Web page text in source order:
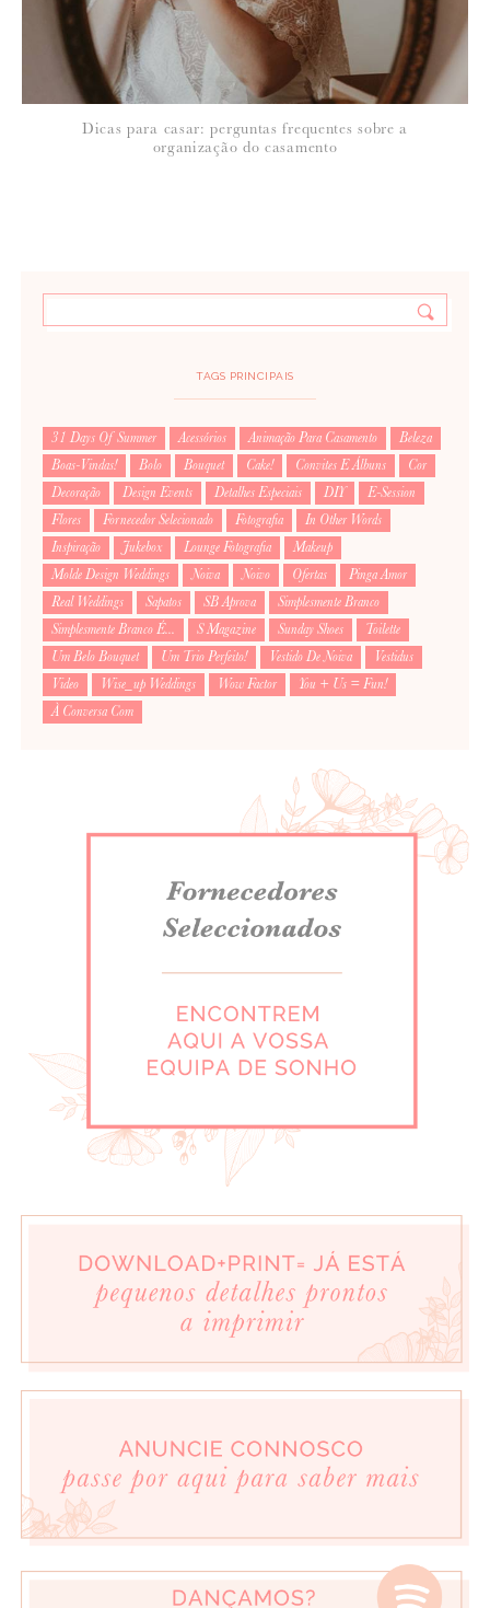
Dicas para casar: perguntas frequentes sobre a
organização do casamento
TAGS PRINCIPAIS
31 Days Of Summer Acessórios Animação Para Casamento
Beleza
Boas-Vindas!
Bolo Bouquet Cake! Convites E Álbuns
Cor
Decoração
Design Events Detalhes Especiais DIY
E-Session
Flores
Fornecedor Selecionado Fotografia
In Other Words
Inspiração
Jukebox Lounge Fotografia
Makeup
Molde Design Weddings
Noiva Noivo Ofertas
Pinga Amor
Real Weddings
Sapatos SB Aprova
Simplesmente Branco
Simplesmente Branco É...
S Magazine Sunday Shoes
Toilette
Um Belo Bouquet
Um Trio Perfeito! Vestido De Noiva
Vestidus
Video
Wise_up Weddings Wow Factor
You + Us = Fun!
À Conversa Com